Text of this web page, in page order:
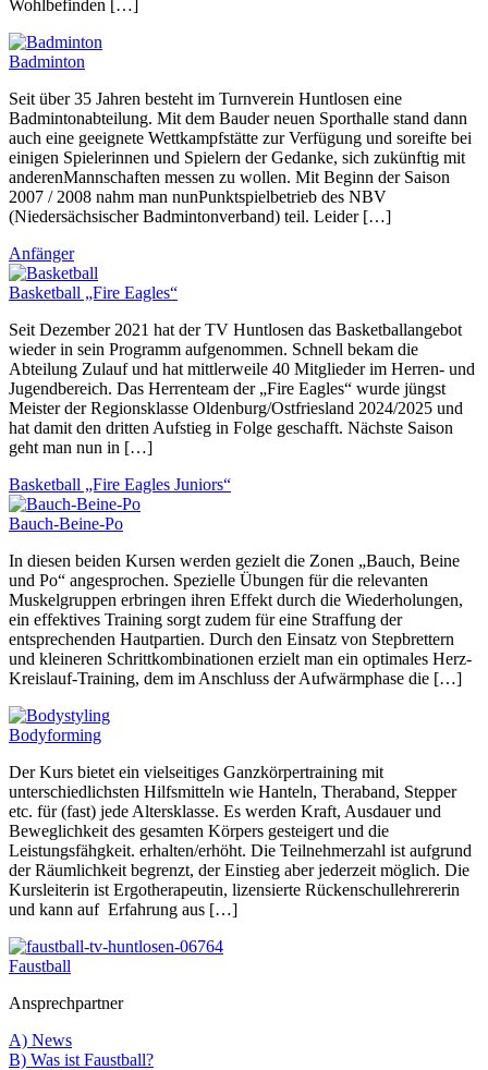
Wohlbefinden […]
Badminton
Seit über 35 Jahren besteht im Turnverein Huntlosen eine
Badmintonabteilung. Mit dem Bauder neuen Sporthalle stand dann
auch eine geeignete Wettkampfstätte zur Verfügung und soreifte bei
einigen Spielerinnen und Spielern der Gedanke, sich zukünftig mit
anderenMannschaften messen zu wollen. Mit Beginn der Saison
2007 / 2008 nahm man nunPunktspielbetrieb des NBV
(Niedersächsischer Badmintonverband) teil. Leider […]
Anfänger
Basketball „Fire Eagles“
Seit Dezember 2021 hat der TV Huntlosen das Basketballangebot
wieder in sein Programm aufgenommen. Schnell bekam die
Abteilung Zulauf und hat mittlerweile 40 Mitglieder im Herren- und
Jugendbereich. Das Herrenteam der „Fire Eagles“ wurde jüngst
Meister der Regionsklasse Oldenburg/Ostfriesland 2024/2025 und
hat damit den dritten Aufstieg in Folge geschafft. Nächste Saison
geht man nun in […]
Basketball „Fire Eagles Juniors“
Bauch-Beine-Po
In diesen beiden Kursen werden gezielt die Zonen „Bauch, Beine
und Po“ angesprochen. Spezielle Übungen für die relevanten
Muskelgruppen erbringen ihren Effekt durch die Wiederholungen,
ein effektives Training sorgt zudem für eine Straffung der
entsprechenden Hautpartien. Durch den Einsatz von Stepbrettern
und kleineren Schrittkombinationen erzielt man ein optimales Herz-
Kreislauf-Training, dem im Anschluss der Aufwärmphase die […]
Bodyforming
Der Kurs bietet ein vielseitiges Ganzkörpertraining mit
unterschiedlichsten Hilfsmitteln wie Hanteln, Theraband, Stepper
etc. für (fast) jede Altersklasse. Es werden Kraft, Ausdauer und
Beweglichkeit des gesamten Körpers gesteigert und die
Leistungsfähgkeit. erhalten/erhöht. Die Teilnehmerzahl ist aufgrund
der Räumlichkeit begrenzt, der Einstieg aber jederzeit möglich. Die
Kursleiterin ist Ergotherapeutin, lizensierte Rückenschullehrererin
und kann auf Erfahrung aus […]
Faustball
Ansprechpartner
A) News
B) Was ist Faustball?